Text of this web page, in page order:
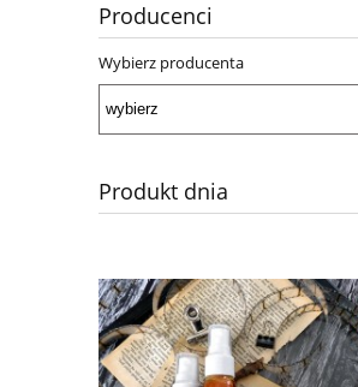
Producenci
Wybierz producenta
Produkt dnia